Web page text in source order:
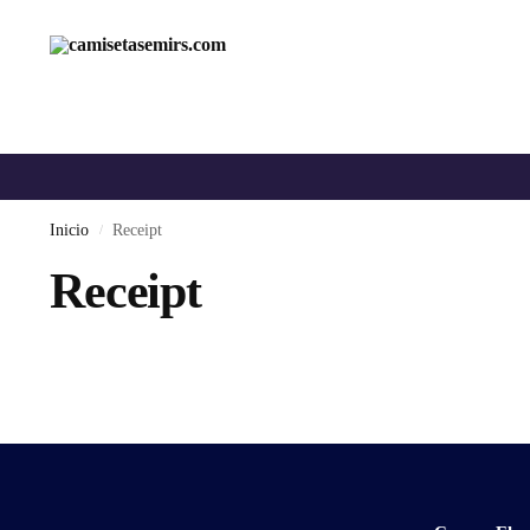
Inicio / Receipt
Receipt